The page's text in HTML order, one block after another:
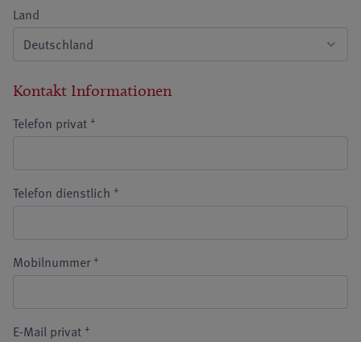
Land
Kontakt Informationen
Telefon privat +
Telefon dienstlich +
Mobilnummer +
E-Mail privat +